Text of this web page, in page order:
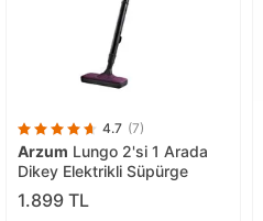
4.7 (7)
Arzum Lungo 2'si 1 Arada
Dikey Elektrikli Süpürge
1.899 TL